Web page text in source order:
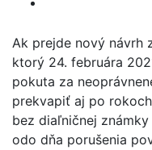
Ak prejde nový návrh
ktorý 24. februára
pokuta za
prekvapiť aj po
bez diaľničnej
odo dňa porušenia